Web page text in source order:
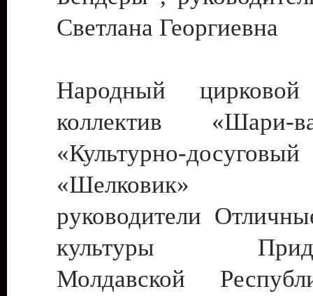
Светлана Георгиевна
Народный цирковой
коллектив
«Культурно-
«Шелковик»
руководители
культуры
Молдавской